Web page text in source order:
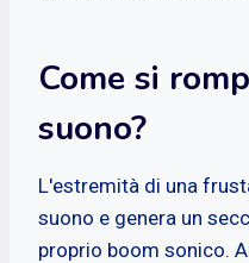
Come si
suono?
L'estremità di una
suono e genera un
proprio boom sonico.